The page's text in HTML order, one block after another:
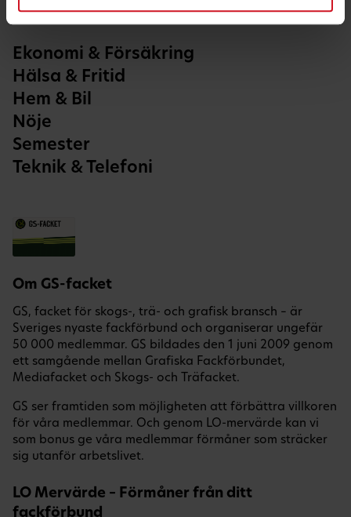
Ekonomi & Försäkring
Hälsa & Fritid
Hem & Bil
Nöje
Semester
Teknik & Telefoni
Om GS-facket
GS, facket för skogs-, trä- och grafisk bransch – är
Sveriges nyaste fackförbund och organiserar ungefär
50 000 medlemmar. GS bildades den 1 juni 2009 genom
ett samgående mellan Grafiska Fackförbundet,
Mediafacket och Skogs- och Träfacket.
GS ser framtiden som möjligheten att förbättra villkoren
för våra medlemmar. Och genom LO-mervärde kan vi
som bonus ge våra medlemmar förmåner som sträcker
sig utanför arbetslivet.
LO Mervärde – Förmåner från ditt
fackförbund